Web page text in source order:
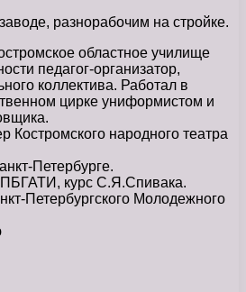
разнорабочим на стройке.
областное училище
педагог-организатор,
коллектива. Работал в
цирке униформистом и
Костромского народного театра
Петербурге.
курс С.Я.Спивака.
Петербургского Молодежного